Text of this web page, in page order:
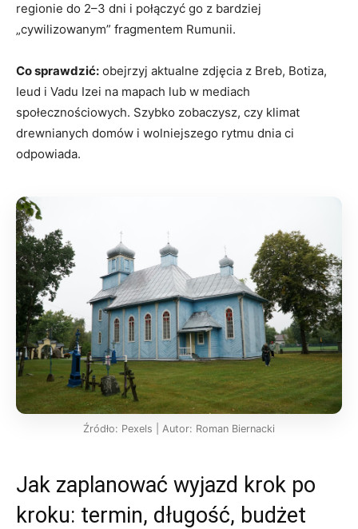
regionie do 2–3 dni i połączyć go z bardziej
„cywilizowanym” fragmentem Rumunii.
Co sprawdzić: obejrzyj aktualne zdjęcia z Breb, Botiza,
Ieud i Vadu Izei na mapach lub w mediach
społecznościowych. Szybko zobaczysz, czy klimat
drewnianych domów i wolniejszego rytmu dnia ci
odpowiada.
Źródło: Pexels | Autor: Roman Biernacki
Jak zaplanować wyjazd krok po
kroku: termin, długość, budżet